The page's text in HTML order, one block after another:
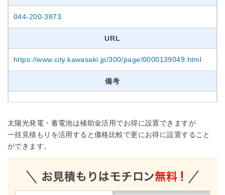
044-200-3873
URL
https://www.city.kawasaki.jp/300/page/0000139049.html
備考
太陽光発電・蓄電池は補助金活用でお得に設置できますが
一括見積もりを活用すると価格比較で更にお得に設置すること
ができます。